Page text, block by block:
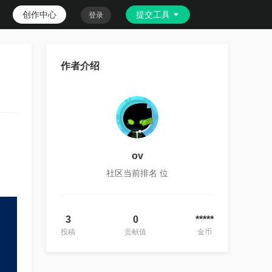
创作中心 登录 提交工具
作者介绍
ov
社区当前排名 位
3
投稿
0
贡献值
*****
金币